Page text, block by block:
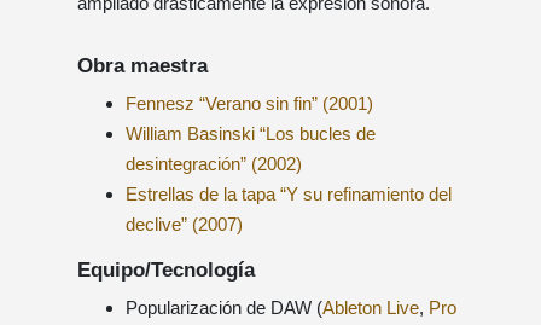
Obra maestra
Fennesz “Verano sin fin” (2001)
William Basinski “Los bucles de
desintegración” (2002)
Estrellas de la tapa “Y su refinamiento del
declive” (2007)
Equipo/Tecnología
Popularización de DAW (Ableton Live, Pro